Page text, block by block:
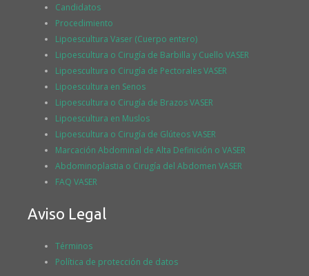
Candidatos
Procedimiento
Lipoescultura Vaser (Cuerpo entero)
Lipoescultura o Cirugía de Barbilla y Cuello VASER
Lipoescultura o Cirugía de Pectorales VASER
Lipoescultura en Senos
Lipoescultura o Cirugía de Brazos VASER
Lipoescultura en Muslos
Lipoescultura o Cirugía de Glúteos VASER
Marcación Abdominal de Alta Definición o VASER
Abdominoplastia o Cirugía del Abdomen VASER
FAQ VASER
Aviso Legal
Términos
Política de protección de datos